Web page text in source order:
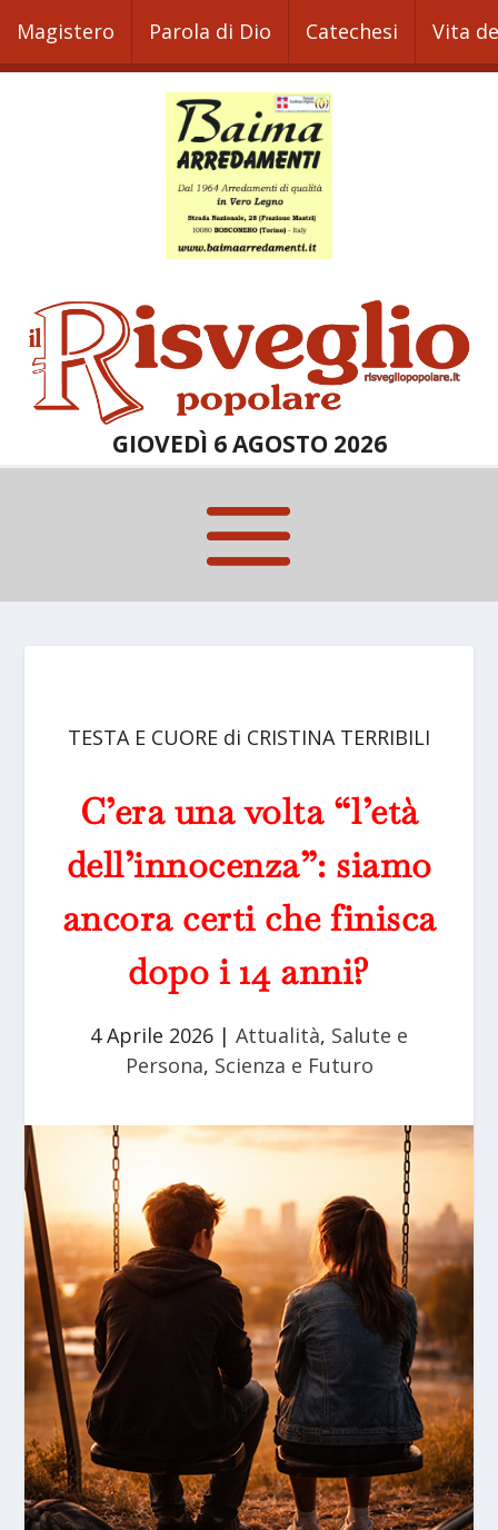
Magistero Parola di Dio Catechesi Vita
GIOVEDÌ 6 AGOSTO 2026
TESTA E CUORE di CRISTINA TERRIBILI
C’era una volta “l’età
dell’innocenza”: siamo
ancora certi che finisca
dopo i 14 anni?
4 Aprile 2026 | Attualità, Salute e
Persona, Scienza e Futuro